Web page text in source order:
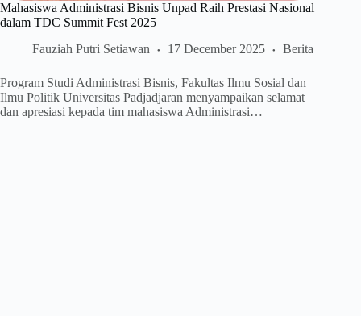
Mahasiswa Administrasi Bisnis Unpad Raih Prestasi Nasional
dalam TDC Summit Fest 2025
Fauziah Putri Setiawan
17 December 2025 Berita
Program Studi Administrasi Bisnis, Fakultas Ilmu Sosial dan
Ilmu Politik Universitas Padjadjaran menyampaikan selamat
dan apresiasi kepada tim mahasiswa Administrasi…